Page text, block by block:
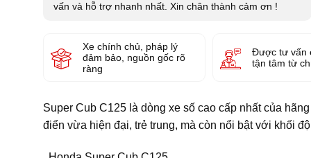
vấn và hỗ trợ nhanh nhất. Xin chân thành cảm ơn !
Xe chính chủ, pháp lý
đảm bảo, nguồn gốc rõ
ràng
Được tư vấn
tận tâm từ
Super Cub C125 là dòng xe số cao cấp nhất của
điển vừa hiện đại, trẻ trung, mà còn nổi bật với khối